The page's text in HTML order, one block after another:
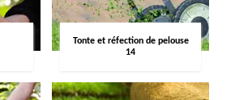
Tonte et réfection de pelouse
14